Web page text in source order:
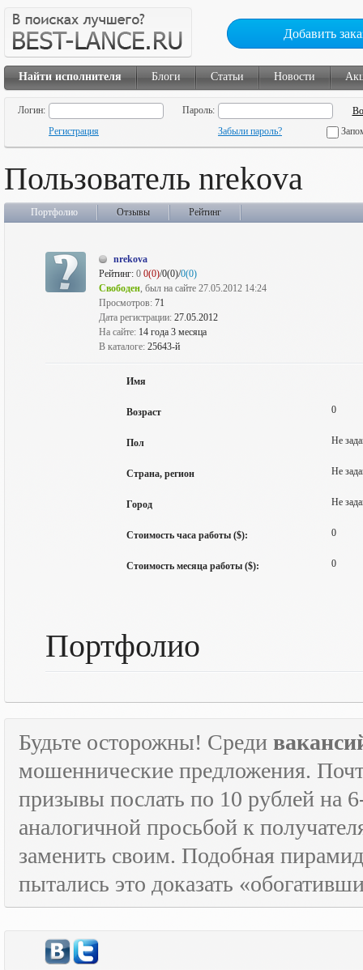
Добавить
Найти исполнителя Блоги Статьи Новости
Логин:
Пароль:
Регистрация
Забыли пароль?
Пользователь nrekova
Портфолио Отзывы Рейтинг
nrekova
Рейтинг: 0 0(0)/0(0)/0(0)
Свободен, был на сайте 27.05.2012 14:24
Просмотров: 71
Дата регистрации: 27.05.2012
На сайте: 14 года 3 месяца
В каталоге: 25643-й
Имя
Возраст 0
Пол Не
Страна, регион Не
Город Не
Стоимость часа работы ($): 0
Стоимость месяца работы ($): 0
Портфолио
Будьте осторожны! Среди
мошеннические предложения.
призывы послать по 10 рублей на
аналогичной просьбой к
заменить своим. Подобная
пытались это доказать